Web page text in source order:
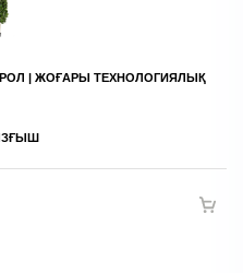
| ЖОҒАРЫ ТЕХНОЛОГИЯЛЫҚ